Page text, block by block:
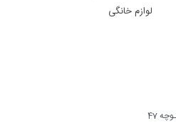
لوازم خانگی
47